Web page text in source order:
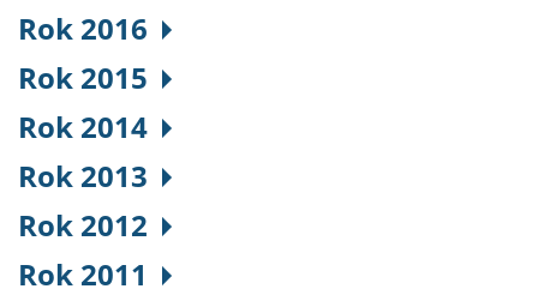
Rok 2016
Rok 2015
Rok 2014
Rok 2013
Rok 2012
Rok 2011